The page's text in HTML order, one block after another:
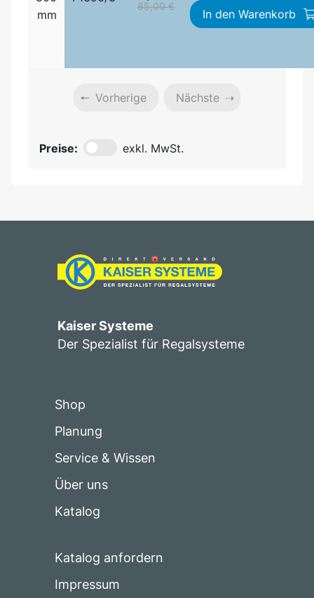
mm
85,00 €
In den Warenkorb
Vorherige Nächste
Preise: exkl. MwSt.
Kaiser Systeme
Der Spezialist für Regalsysteme
Shop
Planung
Service & Wissen
Über uns
Katalog
Katalog anfordern
Impressum